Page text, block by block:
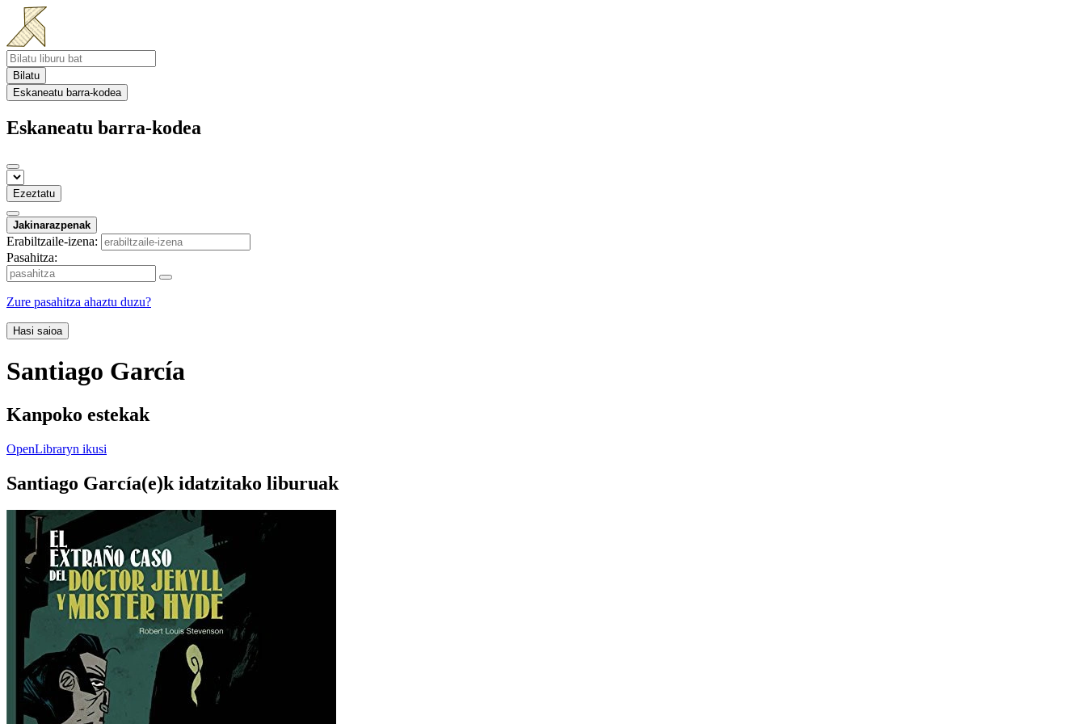
Bilatu
Eskaneatu barra-kodea
Eskaneatu barra-kodea
Ezeztatu
Jakinarazpenak
Erabiltzaile-izena:
Pasahitza:
Zure pasahitza ahaztu duzu?
Hasi saioa
Santiago García
Kanpoko estekak
OpenLibraryn ikusi
Santiago García(e)k idatzitako liburuak